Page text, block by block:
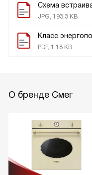
Схема
JPG, 193.3 KB
Класс
PDF, 1.18 KB
О бренде Смег